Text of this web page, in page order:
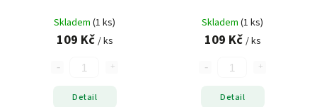
Skladem (1 ks)
109 Kč / ks
Detail
Skladem (1 ks)
109 Kč / ks
Detail